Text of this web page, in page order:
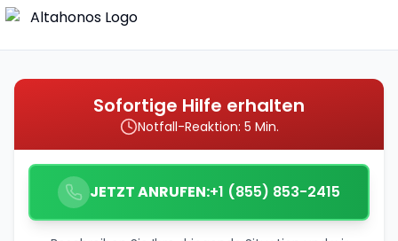
Sofortige Hilfe erhalten
Notfall-Reaktion: 5 Min.
JETZT ANRUFEN:+1 (855) 853-2415